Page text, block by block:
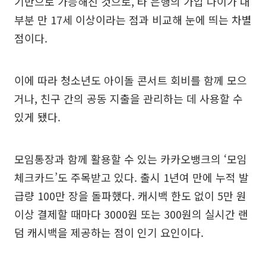
부분 만 17세 이상이라는 점과 비교해 눈에 띄는 차별
점이다.
이에 따라 청소년도 아이돌 콘서트 회비를 함께 모으
거나, 친구 간의 공동 지출을 관리하는 데 사용할 수
있게 됐다.
모임통장과 함께 활용할 수 있는 카카오뱅크의 ‘모임
체크카드’도 주목받고 있다. 출시 1년여 만에 누적 발
급량 100만 장을 돌파했다. 캐시백 한도 없이 5만 원
이상 결제할 때마다 3000원 또는 300원의 실시간 랜
덤 캐시백을 제공하는 점이 인기 요인이다.